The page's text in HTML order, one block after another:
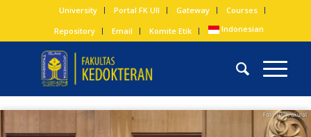
University Portal FK UII Gateway
Courses
Repository
Email Komite Etik Indonesian